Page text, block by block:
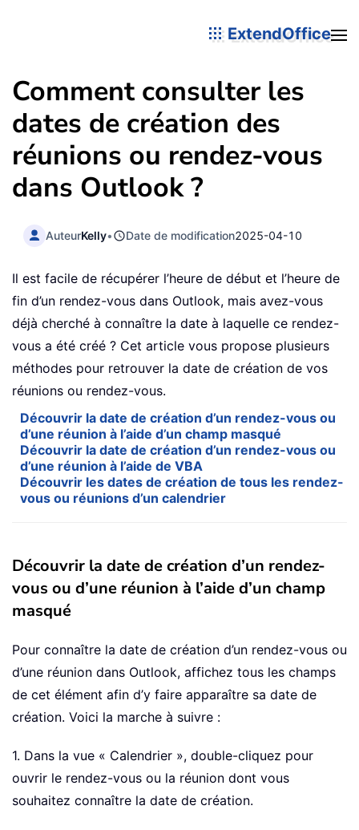
ExtendOffice
Comment consulter les
dates de création des
réunions ou rendez-vous
dans Outlook ?
AuteurKelly• Date de modification2025-04-10
Il est facile de récupérer l’heure de début et l’heure de
fin d’un rendez-vous dans Outlook, mais avez-vous
déjà cherché à connaître la date à laquelle ce rendez-
vous a été créé ? Cet article vous propose plusieurs
méthodes pour retrouver la date de création de vos
réunions ou rendez-vous.
Découvrir la date de création d’un rendez-vous ou
d’une réunion à l’aide d’un champ masqué
Découvrir la date de création d’un rendez-vous ou
d’une réunion à l’aide de VBA
Découvrir les dates de création de tous les rendez-
vous ou réunions d’un calendrier
Découvrir la date de création d’un rendez-
vous ou d’une réunion à l’aide d’un champ
masqué
Pour connaître la date de création d’un rendez-vous ou
d’une réunion dans Outlook, affichez tous les champs
de cet élément afin d’y faire apparaître sa date de
création. Voici la marche à suivre :
1. Dans la vue « Calendrier », double-cliquez pour
ouvrir le rendez-vous ou la réunion dont vous
souhaitez connaître la date de création.